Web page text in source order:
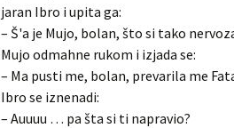
jaran Ibro i upita ga:
– Š'a je Mujo, bolan, što si tako
Mujo odmahne rukom i izjada se:
– Ma pusti me, bolan, prevarila me
Ibro se iznenadi:
– Auuuu … pa šta si ti napravio?